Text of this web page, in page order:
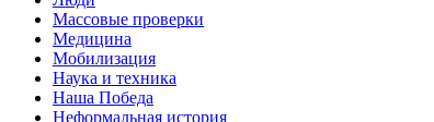
Массовые проверки
Медицина
Мобилизация
Наука и техника
Наша Победа
Неформальная история